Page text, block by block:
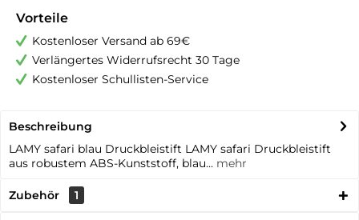
Vorteile
Kostenloser Versand ab 69€
Verlängertes Widerrufsrecht 30 Tage
Kostenloser Schullisten-Service
Beschreibung
LAMY safari blau Druckbleistift LAMY safari Druckbleistift
aus robustem ABS-Kunststoff, blau... mehr
Zubehör 1